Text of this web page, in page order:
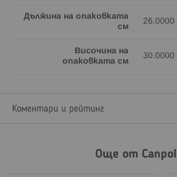
Дължина на опаковката
см
26.0000
Височина на
опаковката см
30.0000
Коментари и рейтинг
Още от Canpol